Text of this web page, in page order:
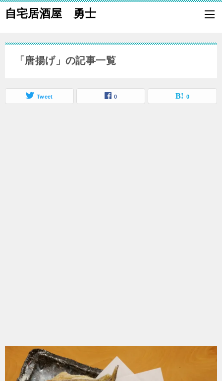
自宅居酒屋 勇士
自宅で居酒屋の「酒の肴」になる料理を楽しく作り、家族や親族に友
「唐揚げ」の記事一覧
Tweet 0 0